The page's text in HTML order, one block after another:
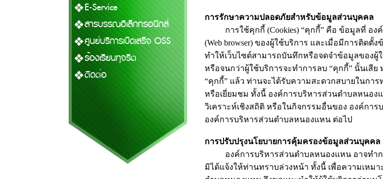
E-Service
สารบรรณอิเล็กทรอนิกส์
ศูนย์บริการเบ็ดเสร็จ OSS
ร้องเรียนทุจริต
ติดต่อ
การรักษาความปลอดภัยสำหรับข้อมูลส่วนบุคคล
การใช้คุกกี้ (Cookies) “คุกกี้” คือ ข้อมูลที่ อ
(Web browser) ของผู้ใช้บริการ และเมื่อมีการติด
ทำให้เว็บไซต์สามารถบันทึกหรือจดจำข้อมูลของผู้
หรือจนกว่าผู้ใช้บริการจะทำการลบ “คุกกี้” นั้นเสี
“คุกกี้” แล้ว ท่านจะได้รับความสะดวกสบายในการ
หรือเยี่ยมชม ทั้งนี้ องค์การบริหารส่วนตำบลหนอง
วิเคราะห์เชิงสถิติ หรือในกิจกรรมอื่นของ องค์กา
องค์การบริหารส่วนตำบลหนองแหน ต่อไป
การปรับปรุงนโยบายการคุ้มครองข้อมูลส่วนบุคคล
องค์การบริหารส่วนตำบลหนองแหน อาจทำก
มิได้แจ้งให้ท่านทราบล่วงหน้า ทั้งนี้ เพื่อความเห